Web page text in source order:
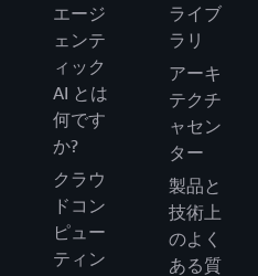
エージ
ェンテ
ィック
AI とは
何です
か?
クラウ
ドコン
ピュー
ティン
ライブ
ラリ
アーキ
テクチ
ャセン
ター
製品と
技術上
のよく
ある質